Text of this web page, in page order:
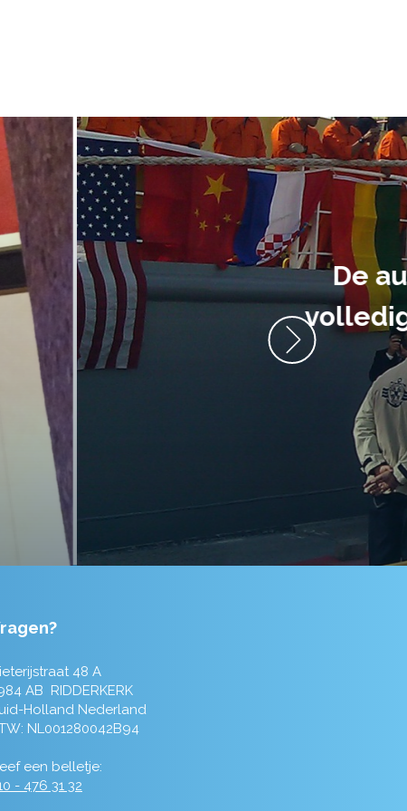
heb ik
Alles
48 A
AB RIDDERKERK
Holland Nederland
NL001280042B94
een belletje:
- 476 31 32